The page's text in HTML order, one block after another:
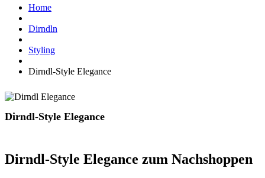
Home
Dirndln
Styling
Dirndl-Style Elegance
Dirndl-Style Elegance
Dirndl-Style Elegance zum Nachshoppen